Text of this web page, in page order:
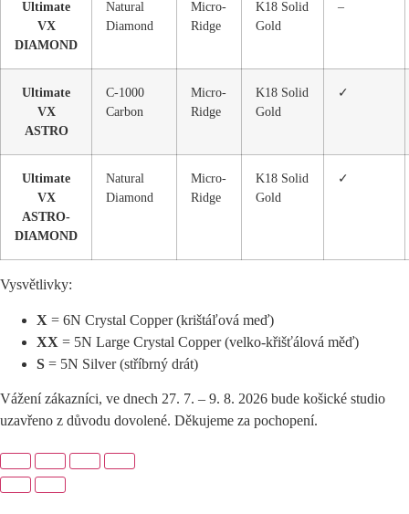
Ultimate
VX
DIAMOND
Natural
Diamond
Micro-
Ridge
K18 Solid
Gold
–
Ultimate
VX
ASTRO
C-1000
Carbon
Micro-
Ridge
K18 Solid
Gold
✓
Ultimate
VX
ASTRO-
DIAMOND
Natural
Diamond
Micro-
Ridge
K18 Solid
Gold
✓
Vysvětlivky:
X = 6N Crystal Copper (krištáľová meď)
XX = 5N Large Crystal Copper (velko-křišťálová měď)
S = 5N Silver (stříbrný drát)
Vážení zákazníci, ve dnech 27. 7. – 9. 8. 2026 bude košické studio
uzavřeno z důvodu dovolené. Děkujeme za pochopení.